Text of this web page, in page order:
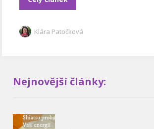
Klára Patočková
Nejnovější články: